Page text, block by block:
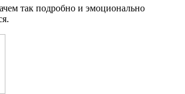
так подробно и эмоционально